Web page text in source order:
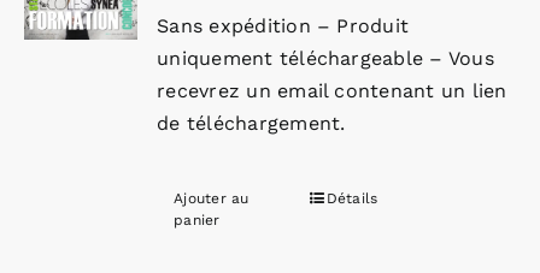
Sans expédition – Produit
uniquement téléchargeable – Vous
recevrez un email contenant un lien
de téléchargement.
Ajouter au
panier
Détails